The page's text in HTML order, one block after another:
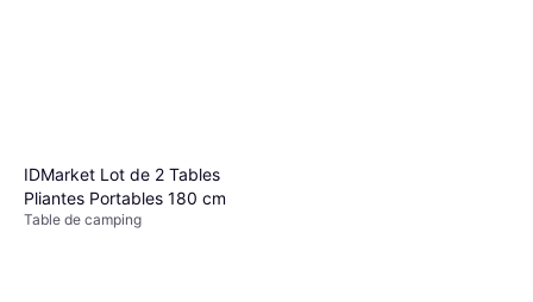
IDMarket Lot de 2 Tables
Pliantes Portables 180 cm
Table de camping